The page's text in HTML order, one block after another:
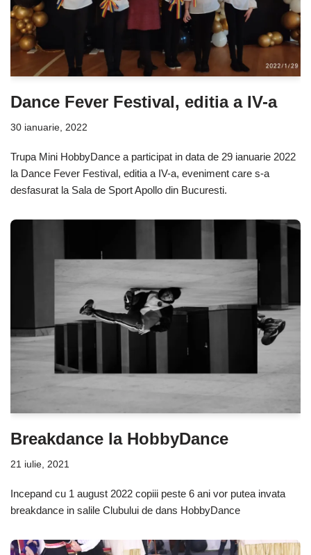
Dance Fever Festival, editia a IV-a
30 ianuarie, 2022
Trupa Mini HobbyDance a participat in data de 29 ianuarie 2022
la Dance Fever Festival, editia a IV-a, eveniment care s-a
desfasurat la Sala de Sport Apollo din Bucuresti.
Breakdance la HobbyDance
21 iulie, 2021
Incepand cu 1 august 2022 copiii peste 6 ani vor putea invata
breakdance in salile Clubului de dans HobbyDance